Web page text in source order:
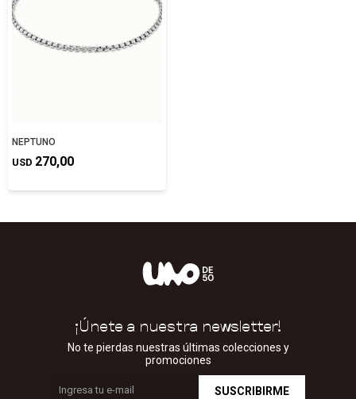
NEPTUNO
USD 270,00
¡Únete a nuestra newsletter!
No te pierdas nuestras últimas colecciones y
promociones
SUSCRIBIRME